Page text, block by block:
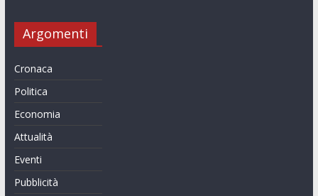
Argomenti
Cronaca
Politica
Economia
Attualità
Eventi
Pubblicità